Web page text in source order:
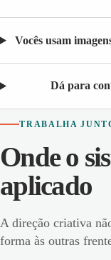
Vocês usam
Dá para
TRABALHA
Onde o
aplicado
A direção criativa
forma às outras